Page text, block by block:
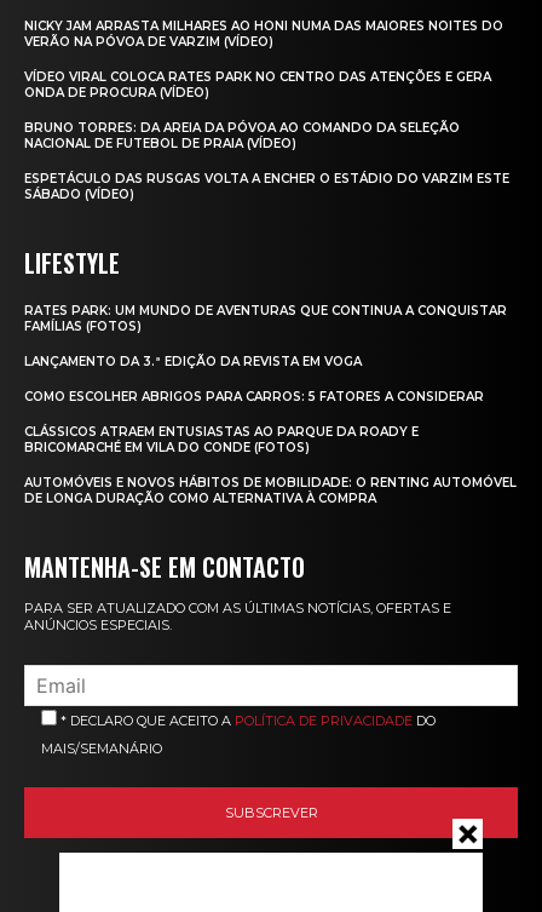
NICKY JAM ARRASTA MILHARES AO HONI NUMA DAS MAIORES NOITES DO
VERÃO NA PÓVOA DE VARZIM (VÍDEO)
VÍDEO VIRAL COLOCA RATES PARK NO CENTRO DAS ATENÇÕES E GERA
ONDA DE PROCURA (VÍDEO)
BRUNO TORRES: DA AREIA DA PÓVOA AO COMANDO DA SELEÇÃO
NACIONAL DE FUTEBOL DE PRAIA (VÍDEO)
ESPETÁCULO DAS RUSGAS VOLTA A ENCHER O ESTÁDIO DO VARZIM ESTE
SÁBADO (VÍDEO)
LIFESTYLE
RATES PARK: UM MUNDO DE AVENTURAS QUE CONTINUA A CONQUISTAR
FAMÍLIAS (FOTOS)
LANÇAMENTO DA 3.ª EDIÇÃO DA REVISTA EM VOGA
COMO ESCOLHER ABRIGOS PARA CARROS: 5 FATORES A CONSIDERAR
CLÁSSICOS ATRAEM ENTUSIASTAS AO PARQUE DA ROADY E
BRICOMARCHÉ EM VILA DO CONDE (FOTOS)
AUTOMÓVEIS E NOVOS HÁBITOS DE MOBILIDADE: O RENTING AUTOMÓVEL
DE LONGA DURAÇÃO COMO ALTERNATIVA À COMPRA
MANTENHA-SE EM CONTACTO
PARA SER ATUALIZADO COM AS ÚLTIMAS NOTÍCIAS, OFERTAS E
ANÚNCIOS ESPECIAIS.
* DECLARO QUE ACEITO A POLÍTICA DE PRIVACIDADE DO
MAIS/SEMANÁRIO